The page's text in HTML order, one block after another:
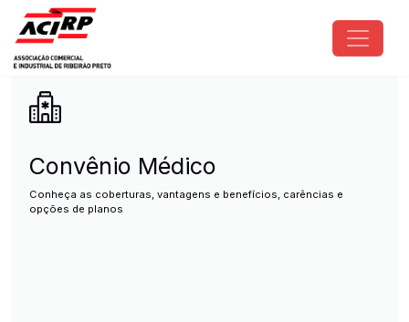
Pular para o conteúdo principal
ACIRP - Associação Comercial
Convênio Médico
Conheça as coberturas, vantagens e benefícios, carências e
opções de planos